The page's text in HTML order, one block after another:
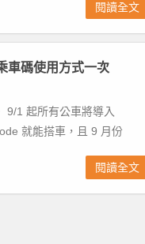
閱讀全文
車碼使用方式一次
9/1 起所有公車將導入
就能搭車，且 9 月份
閱讀全文